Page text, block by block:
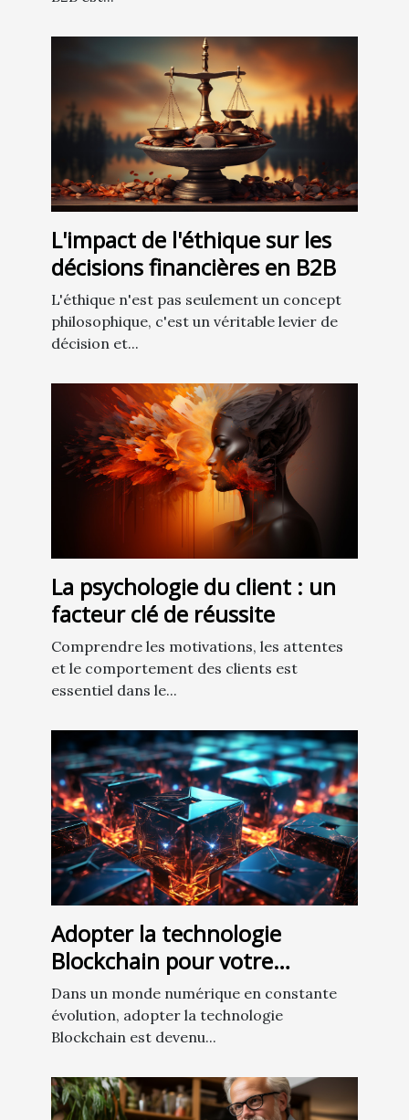
L'impact de l'éthique sur les
décisions financières en B2B
L'éthique n'est pas seulement un concept
philosophique, c'est un véritable levier de
décision et...
La psychologie du client : un
facteur clé de réussite
Comprendre les motivations, les attentes
et le comportement des clients est
essentiel dans le...
Adopter la technologie
Blockchain pour votre
entreprise
Dans un monde numérique en constante
évolution, adopter la technologie
Blockchain est devenu...